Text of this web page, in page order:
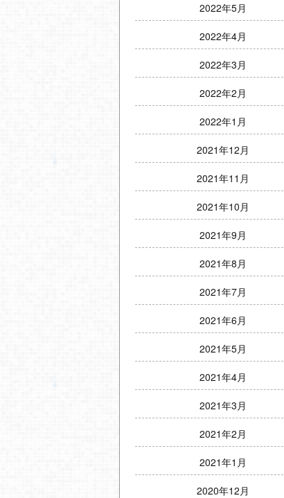
2022年5月
2022年4月
2022年3月
2022年2月
2022年1月
2021年12月
2021年11月
2021年10月
2021年9月
2021年8月
2021年7月
2021年6月
2021年5月
2021年4月
2021年3月
2021年2月
2021年1月
2020年12月